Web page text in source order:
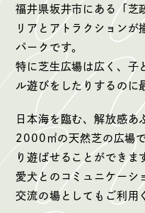
福井県坂井市にある「芝
リアとアトラクションが
パークです。
特に芝生広場は広く、子
ル遊びをしたりするのに
日本海を臨む、解放感あ
2000㎡の天然芝の広場
り遊ばせることができま
愛犬とのコミュニケーシ
交流の場としてもご利用